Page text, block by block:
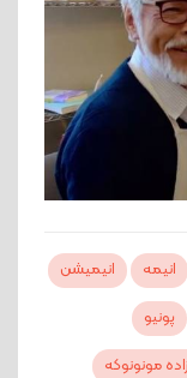
انیمه
انیمیشن
پونیو
مونونوکه